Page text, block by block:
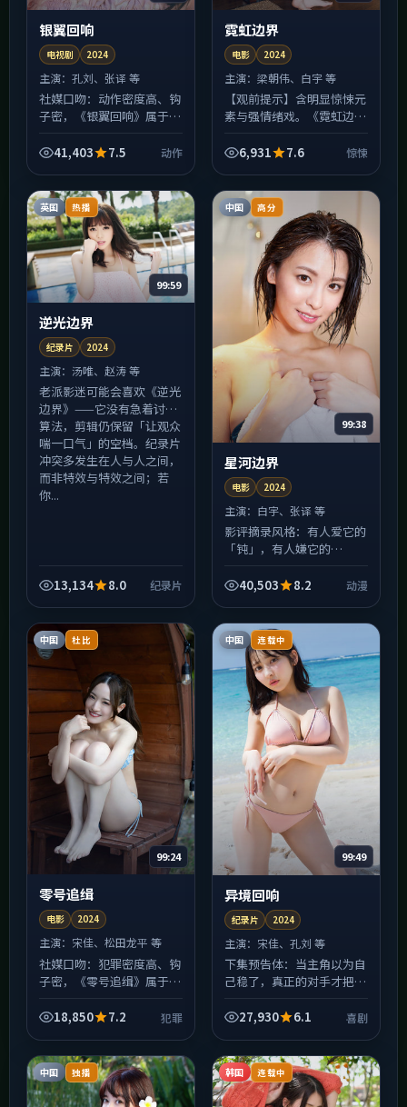
银翼回响
电视剧 2024
主演：孔刘、张译 等
社媒口吻：动作密度高、钩
子密，《银翼回响》属于
那类电视剧。友情提醒：每
设...
41,403 7.5 动作
霓虹边界
电影 2024
主演：梁朝伟、白宇 等
【观前提示】含明显惊悚元
素与强情绪戏。《霓虹边
埋设的伏笔会在中后段集中
节；...
6,931 7.6 惊悚
英国 热播
99:59
逆光边界
纪录片 2024
主演：汤唯、赵涛 等
老派影迷可能会喜欢《逆光
边界》——它没有急着讨好
算法，剪辑仍保留「让观众
喘一口气」的空档。纪录片
冲突多发生在人与人之间，
而非特效与特效之间；若
你...
13,134 8.0 纪录片
中国 高分
99:38
星河边界
电影 2024
主演： 白宇、张译 等
影评摘录风格：有人爱它的
「钝」，有人嫌它的
2024年上映时引发过两极
度让群...
40,503 8.2 动漫
中国 杜比
99:24
零号追缉
电影 2024
主演： 宋佳、松田龙平 等
社媒口吻：犯罪密度高、钩
子密，《零号追缉》属于
那类电影。友情提醒：每集
好...
18,850 7.2 犯罪
中国 连载中
99:49
异境回响
纪录片 2024
主演： 宋佳、孔刘 等
下集预告体：当主角以为自
己稳了，真正的对手才把棋
段会比你想的更狠。纪录片
故...
27,930 6.1 喜剧
中国 独播 韩国 连载中